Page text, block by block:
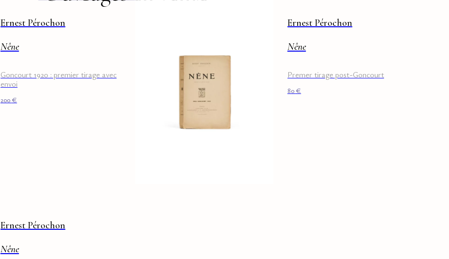
Ernest Pérochon
Nêne
Goncourt 1920 : premier tirage avec
envoi
200€
Ernest Pérochon
Nêne
Premer tirage post-Goncourt
80€
Ernest Pérochon
Nêne